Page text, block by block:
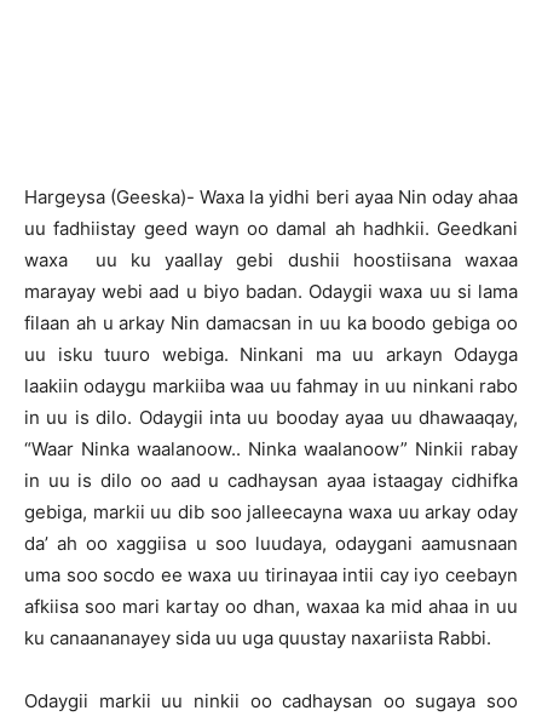
Hargeysa (Geeska)- Waxa la yidhi beri ayaa Nin oday ahaa
uu fadhiistay geed wayn oo damal ah hadhkii. Geedkani
waxa uu ku yaallay gebi dushii hoostiisana waxaa
marayay webi aad u biyo badan. Odaygii waxa uu si lama
filaan ah u arkay Nin damacsan in uu ka boodo gebiga oo
uu isku tuuro webiga. Ninkani ma uu arkayn Odayga
laakiin odaygu markiiba waa uu fahmay in uu ninkani rabo
in uu is dilo. Odaygii inta uu booday ayaa uu dhawaaqay,
“Waar Ninka waalanoow.. Ninka waalanoow” Ninkii rabay
in uu is dilo oo aad u cadhaysan ayaa istaagay cidhifka
gebiga, markii uu dib soo jalleecayna waxa uu arkay oday
da’ ah oo xaggiisa u soo luudaya, odaygani aamusnaan
uma soo socdo ee waxa uu tirinayaa intii cay iyo ceebayn
afkiisa soo mari kartay oo dhan, waxaa ka mid ahaa in uu
ku canaananayey sida uu uga quustay naxariista Rabbi.
Odaygii markii uu ninkii oo cadhaysan oo sugaya soo